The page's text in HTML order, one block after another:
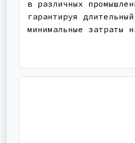
в различных
гарантируя
минимальные затраты